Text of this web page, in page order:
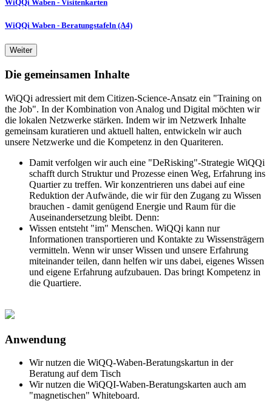
WiQQi Waben - Visitenkarten
WiQQi Waben - Beratungstafeln (A4)
Weiter
Die gemeinsamen Inhalte
WiQQi adressiert mit dem Citizen-Science-Ansatz ein "Training on
the Job". In der Kombination von Analog und Digital möchten wir
die lokalen Netzwerke stärken. Indem wir im Netzwerk Inhalte
gemeinsam kuratieren und aktuell halten, entwickeln wir auch
unsere Netzwerke und die Kompetenz in den Quariteren.
Damit verfolgen wir auch eine "DeRisking"-Strategie WiQQi
schafft durch Struktur und Prozesse einen Weg, Erfahrung ins
Quartier zu treffen. Wir konzentrieren uns dabei auf eine
Reduktion der Aufwände, die wir für den Zugang zu Wissen
brauchen - damit genügend Energie und Raum für die
Auseinandersetzung bleibt. Denn:
Wissen entsteht "im" Menschen. WiQQi kann nur
Informationen transportieren und Kontakte zu Wissensträgern
vermitteln. Wenn wir unser Wissen und unsere Erfahrung
miteinander teilen, dann helfen wir uns dabei, eigenes Wissen
und eigene Erfahrung aufzubauen. Das bringt Kompetenz in
die Quartiere.
Anwendung
Wir nutzen die WiQQ-Waben-Beratungskartun in der
Beratung auf dem Tisch
Wir nutzen die WiQQI-Waben-Beratungskarten auch am
"magnetischen" Whiteboard.